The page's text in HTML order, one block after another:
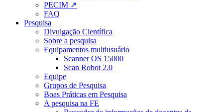
PECIM ↗
FAQ
Pesquisa
Divulgação Científica
Sobre a pesquisa
Equipamentos multiusuário
Scanner OS 15000
Scan Robot 2.0
Equipe
Grupos de Pesquisa
Boas Práticas em Pesquisa
A pesquisa na FE